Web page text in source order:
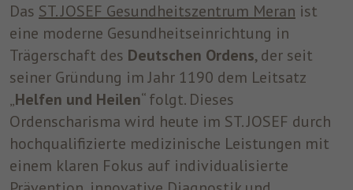
Das ST. JOSEF Gesundheitszentrum Meran ist
eine moderne Gesundheitseinrichtung in
Trägerschaft des Deutschen Ordens, der seit
seiner Gründung im Jahr 1190 dem Leitsatz
„Helfen und Heilen“ folgt. Dieses
Ordenscharisma wird heute im ST. JOSEF durch
hochqualifizierte medizinische Leistungen mit
einem klaren Fokus auf individualisierte
Nutzern relevante Werbung zu zeigen,
indem es das Nutzerverhalten im gesamten
Web auf Websites verfolgt, die über das
Facebook-Pixel oder das Facebook Social
Plugin verfügen.